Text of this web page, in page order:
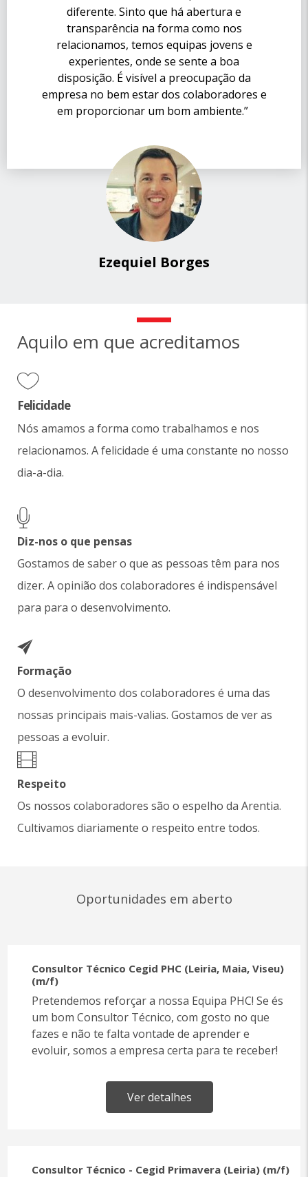
diferente. Sinto que há abertura e
transparência na forma como nos
relacionamos, temos equipas jovens e
experientes, onde se sente a boa
disposição. É visível a preocupação da
empresa no bem estar dos colaboradores e
em proporcionar um bom ambiente.”
Ezequiel Borges
Aquilo em que acreditamos
Felicidade
Nós amamos a forma como trabalhamos e nos
relacionamos. A felicidade é uma constante no nosso
dia-a-dia.
Diz-nos o que pensas
Gostamos de saber o que as pessoas têm para nos
dizer. A opinião dos colaboradores é indispensável
para para o desenvolvimento.
Formação
O desenvolvimento dos colaboradores é uma das
nossas principais mais-valias. Gostamos de ver as
pessoas a evoluir.
Respeito
Os nossos colaboradores são o espelho da Arentia.
Cultivamos diariamente o respeito entre todos.
Oportunidades em aberto
Consultor Técnico Cegid PHC (Leiria, Maia, Viseu)
(m/f)
Pretendemos reforçar a nossa Equipa PHC! Se és
um bom Consultor Técnico, com gosto no que
fazes e não te falta vontade de aprender e
evoluir, somos a empresa certa para te receber!
Ver detalhes
Consultor Técnico - Cegid Primavera (Leiria) (m/f)